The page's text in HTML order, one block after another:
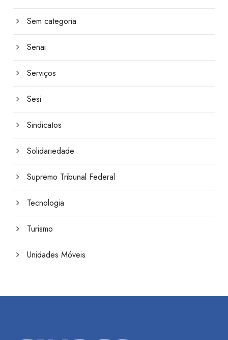
Sem categoria
Senai
Serviços
Sesi
Sindicatos
Solidariedade
Supremo Tribunal Federal
Tecnologia
Turismo
Unidades Móveis